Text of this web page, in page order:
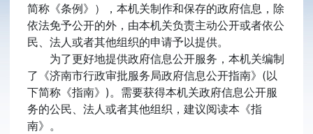
简称《条例》），本机关制作和保存的政府信息，除
依法免予公开的外，由本机关负责主动公开或者依公
民、法人或者其他组织的申请予以提供。
为了更好地提供政府信息公开服务，本机关编制
了《济南市行政审批服务局政府信息公开指南》(以
下简称《指南》)。需要获得本机关政府信息公开服
务的公民、法人或者其他组织，建议阅读本《指
南》。